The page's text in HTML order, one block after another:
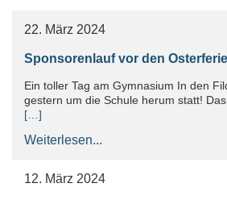
22. März 2024
Sponsorenlauf vor den
Ein toller Tag am Gymnasium In den
gestern um die Schule herum statt!
[…]
Weiterlesen...
12. März 2024